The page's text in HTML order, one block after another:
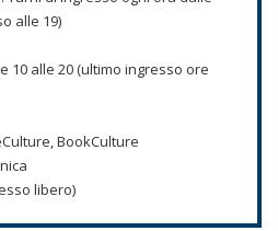
alle 19)
10 alle 20 (ultimo ingresso ore
BookCulture
libero)